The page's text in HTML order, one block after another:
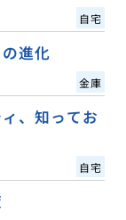
自宅
進化
金庫
、知ってお
自宅